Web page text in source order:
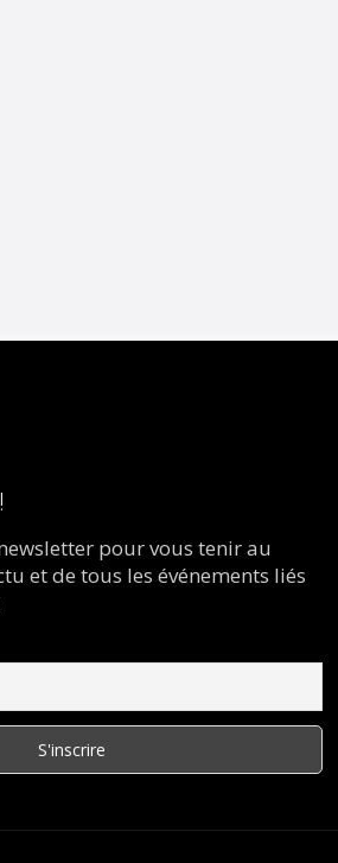
pour vous tenir au
et de tous les événements liés